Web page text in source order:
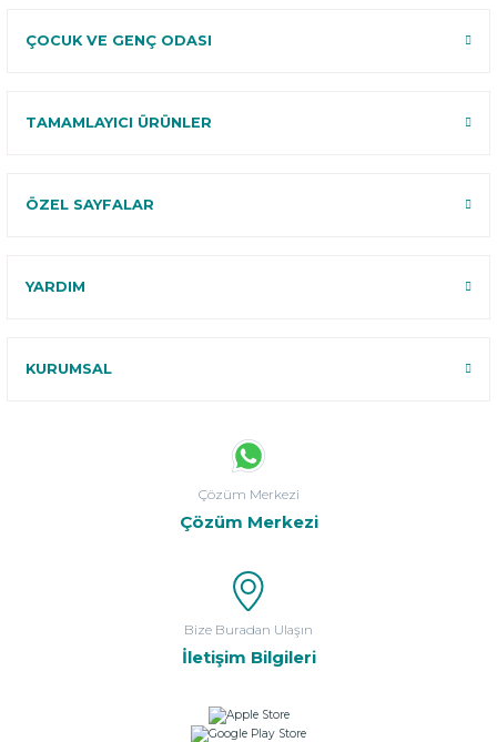
ÇOCUK VE GENÇ ODASI
TAMAMLAYICI ÜRÜNLER
ÖZEL SAYFALAR
YARDIM
KURUMSAL
Çözüm Merkezi
Çözüm Merkezi
Bize Buradan Ulaşın
İletişim Bilgileri